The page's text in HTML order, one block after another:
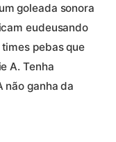
goleada sonora
eudeusando
pebas que
A. Tenha
não ganha da